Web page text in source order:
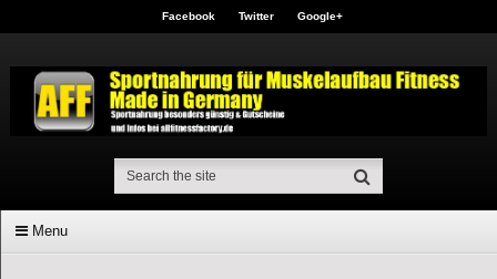
Facebook Twitter Google+
Menu